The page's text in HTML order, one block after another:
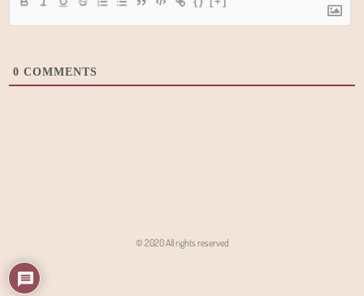
0 COMMENTS
© 2020 All rights reserved